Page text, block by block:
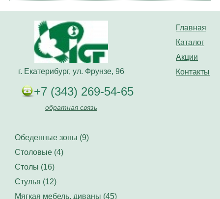
Главная
Каталог
Акции
Контакты
г. Екатерибург, ул. Фрунзе, 96
+7 (343) 269-54-65
обратная связь
Обеденные зоны (9)
Столовые (4)
Столы (16)
Стулья (12)
Мягкая мебель, диваны (45)